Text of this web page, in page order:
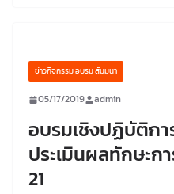
ข่าวกิจกรรม อบรม สัมมนา
05/17/2019 admin
อบรมเชิงปฏิบัติกา
ประเมินผลทักษะก
21